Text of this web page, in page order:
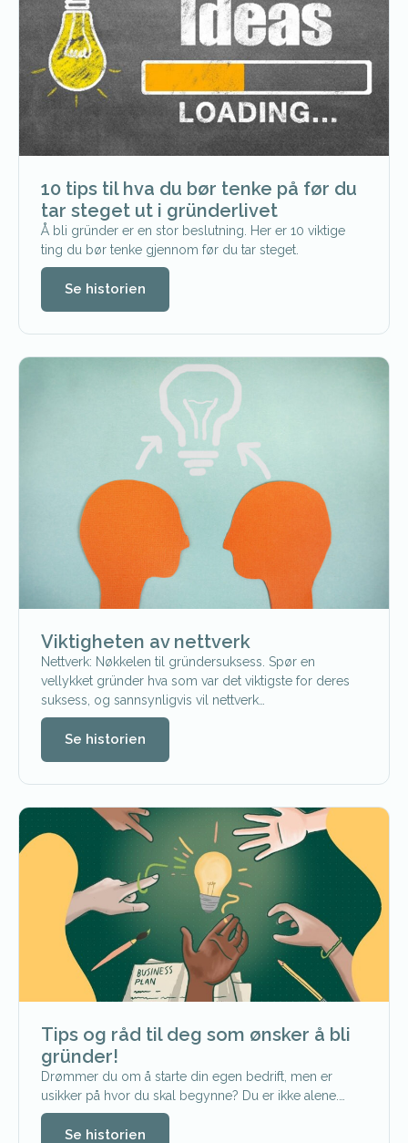
10 tips til hva du bør tenke på før du
tar steget ut i gründerlivet
Å bli gründer er en stor beslutning. Her er 10 viktige
ting du bør tenke gjennom før du tar steget.
Se historien
Viktigheten av nettverk
Nettverk: Nøkkelen til gründersuksess. Spør en
vellykket gründer hva som var det viktigste for deres
suksess, og sannsynligvis vil nettverk…
Se historien
Tips og råd til deg som ønsker å bli
gründer!
Drømmer du om å starte din egen bedrift, men er
usikker på hvor du skal begynne? Du er ikke alene.…
Se historien